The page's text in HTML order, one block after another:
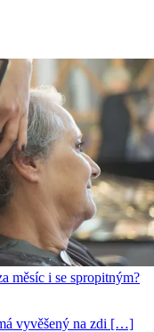
měsíc i se spropitným?
vyvěšený na zdi […]